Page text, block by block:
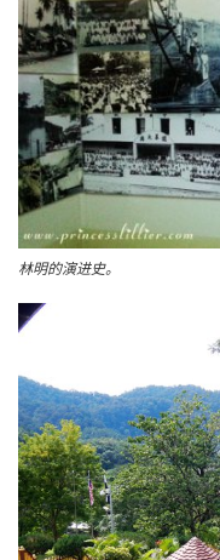
林明的演进史。